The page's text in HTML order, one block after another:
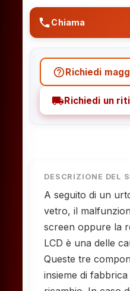
phoneChiama
help_outlineRichiedi
local_shippingRichiedi un
DESCRIZIONE DEL
A seguito di un
vetro, il
screen oppure la
LCD è una delle
Queste tre
insieme di